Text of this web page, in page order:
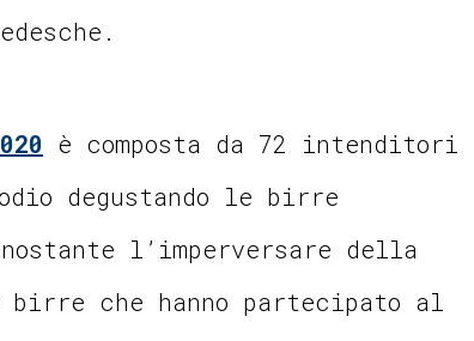
è composta da 72 intenditori
degustando le birre
l’imperversare della
birre che hanno partecipato al